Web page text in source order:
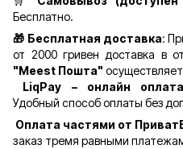
Бесплатно.
🎁 Бесплатная доставка:
от 2000 гривен доставка в
"Meest Пошта"
LiqPay – онлайн
Удобный способ оплаты без
Оплата частями от
заказ тремя равными